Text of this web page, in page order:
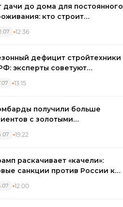
дачи до дома для постоянного
кто строит
регионе
12:36
дефицит стройтехники
эксперты советуют
13:15
получили больше
с золотыми
на фоне подорожания
19:22
раскачивает «качели»:
санкции против России как
12:00